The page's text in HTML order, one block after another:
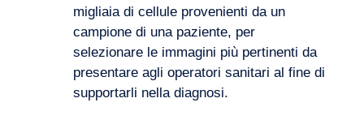
migliaia di cellule provenienti da un
campione di una paziente, per
selezionare le immagini più pertinenti da
presentare agli operatori sanitari al fine di
supportarli nella diagnosi.